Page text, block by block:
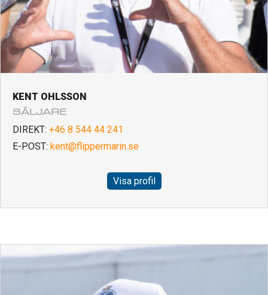
KENT OHLSSON
SÄLJARE
DIREKT: +46 8 544 44 241
E-POST: kent@flippermarin.se
Visa profil